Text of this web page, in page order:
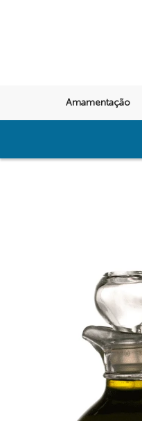
Amamentação